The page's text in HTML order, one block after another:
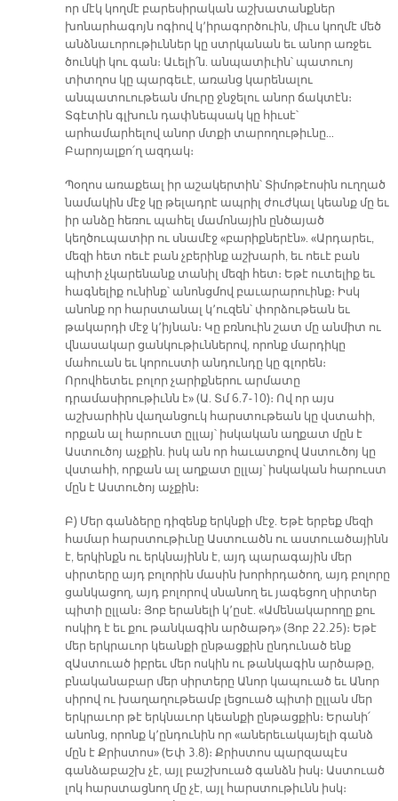
որ մէկ կողմէ բարեսիրական աշխատանքներ
խոնարհագոյն ոգիով կ՚իրագործուին, միւս կողմէ մեծ
անձնաւորութիւններ կը ստրկանան եւ անոր առջեւ
ծունկի կու գան։ Աւելի՛ն. անպատիւին՝ պատուոյ
տիտղոս կը պարգեւէ, առանց կարենալու
անպատուութեան մուրը ջնջելու անոր ճակտէն։
Տգէտին գլխուն դափնեպսակ կը հիւսէ՝
արհամարհելով անոր մտքի տարողութիւնը…
Բարոյալքո՛ղ ազդակ։
Պօղոս առաքեալ իր աշակերտին՝ Տիմոթէոսին ուղղած
նամակին մէջ կը թելադրէ ապրիլ ժուժկալ կեանք մը եւ
իր անձը հեռու պահել մամոնային ընծայած
կեղծուպատիր ու սնամէջ «բարիքներէն». «Արդարեւ,
մեզի հետ ոեւէ բան չբերինք աշխարհ, եւ ոեւէ բան
պիտի չկարենանք տանիլ մեզի հետ։ Եթէ ուտելիք եւ
հագնելիք ունինք՝ անոնցմով բաւարարուինք։ Իսկ
անոնք որ հարստանալ կ՚ուզեն՝ փորձութեան եւ
թակարդի մէջ կ՚իյնան։ Կը բռնուին շատ մը անմիտ ու
վնասակար ցանկութիւններով, որոնք մարդիկը
մահուան եւ կորուստի անդունդը կը գլորեն։
Որովհետեւ բոլոր չարիքներու արմատը
դրամասիրութիւնն է» (Ա. Տմ 6.7-10)։ Ով որ այս
աշխարհին վաղանցուկ հարստութեան կը վստահի,
որքան ալ հարուստ ըլլայ՝ իսկական աղքատ մըն է
Աստուծոյ աչքին. իսկ ան որ հաւատքով Աստուծոյ կը
վստահի, որքան ալ աղքատ ըլլայ՝ իսկական հարուստ
մըն է Աստուծոյ աչքին։
Բ) Մեր գանձերը դիզենք երկնքի մէջ. Եթէ երբեք մեզի
համար հարստութիւնը Աստուածն ու աստուածայինն
է, երկինքն ու երկնայինն է, այդ պարագային մեր
սիրտերը այդ բոլորին մասին խորհրդածող, այդ բոլորը
ցանկացող, այդ բոլորով սնանող եւ յագեցող սիրտեր
պիտի ըլլան։ Յոբ երանելի կ՚ըսէ. «Ամենակարողը քու
ոսկիդ է եւ քու թանկագին արծաթդ» (Յոբ 22.25)։ Եթէ
մեր երկրաւոր կեանքի ընթացքին ընդունած ենք
զԱստուած իբրեւ մեր ոսկին ու թանկագին արծաթը,
բնականաբար մեր սիրտերը Անոր կապուած եւ Անոր
սիրով ու խաղաղութեամբ լեցուած պիտի ըլլան մեր
երկրաւոր թէ երկնաւոր կեանքի ընթացքին։ Երանի՛
անոնց, որոնք կ՚ընդունին որ «աներեւակայելի գանձ
մըն է Քրիստոս» (Եփ 3.8)։ Քրիստոս պարզապէս
գանձաբաշխ չէ, այլ բաշխուած գանձն իսկ։ Աստուած
լոկ հարստացնող մը չէ, այլ հարստութիւնն իսկ։